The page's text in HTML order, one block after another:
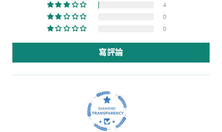
4
0
0
寫評論